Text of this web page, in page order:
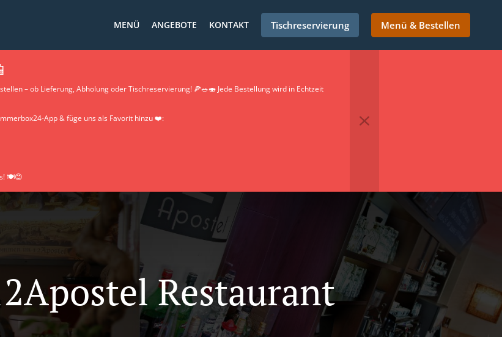
MENÜ ANGEBOTE KONTAKT Tischreservierung Menü & Bestellen
– ob Lieferung, Abholung oder Tischreservierung! 🍕🥗🍣 Jede Bestellung wird in Echtzeit
App & füge uns als Favorit hinzu ❤️:
🍽️😊
Restaurant